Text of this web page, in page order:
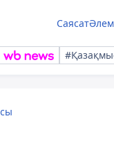
СаясатӘлем